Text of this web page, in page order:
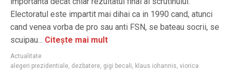
Electoratul este impartit mai dihai ca in 1990 cand, atunci
cand venea vorba de pro sau anti FSN, se bateau socrii, se
scuipau... Citește mai mult
Actualitate
alegeri prezidentiale dezbatere gigi becali klaus iohannis viorica